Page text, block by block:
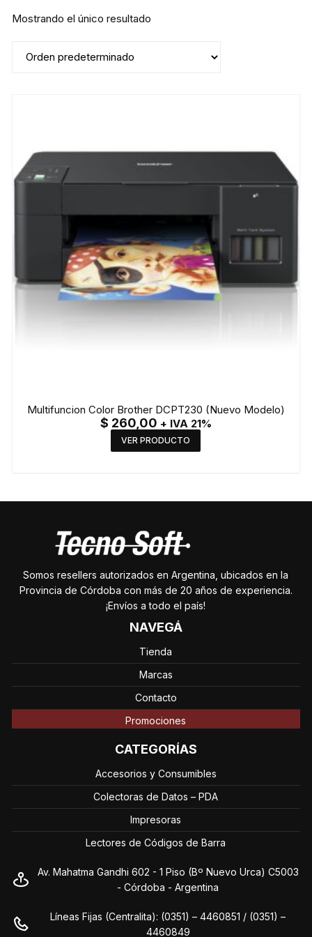
Mostrando el único resultado
Multifuncion Color Brother DCPT230 (Nuevo Modelo)
$ 260,00 + IVA 21%
VER PRODUCTO
Somos resellers autorizados en Argentina, ubicados en la
Provincia de Córdoba con más de 20 años de experiencia.
¡Envíos a todo el país!
NAVEGÁ
Tienda
Marcas
Contacto
Promociones
CATEGORÍAS
Accesorios y Consumibles
Colectoras de Datos – PDA
Impresoras
Lectores de Códigos de Barra
Av. Mahatma Gandhi 602 - 1 Piso (Bº Nuevo Urca) C5003
- Córdoba - Argentina
Líneas Fijas (Centralita): (0351) – 4460851 / (0351) –
4460849